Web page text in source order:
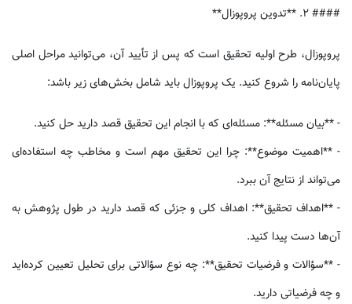
#### 2. **تدوین پروپوزال**
پروپوزال، طرح اولیه تحقیق است که پس از تأیید آن، می‌توانید مراحل اصلی
پایان‌نامه را شروع کنید. یک پروپوزال باید شامل بخش‌های زیر باشد:
- **بیان مسئله**: مسئله‌ای که با انجام این تحقیق قصد دارید حل کنید.
- **اهمیت موضوع**: چرا این تحقیق مهم است و مخاطب چه استفاده‌ای
می‌تواند از نتایج آن ببرد.
- **اهداف تحقیق**: اهداف کلی و جزئی که قصد دارید در طول پژوهش به
آن‌ها دست پیدا کنید.
- **سؤالات و فرضیات تحقیق**: چه نوع سؤالاتی برای تحلیل تعیین کرده‌اید
و چه فرضیاتی دارید.